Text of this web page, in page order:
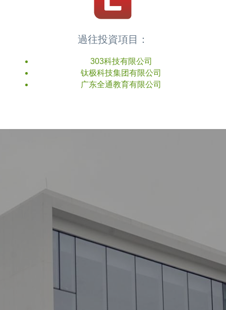
過往投資項目：
303科技有限公司
钛极科技集团有限公司
广东全通教育有限公司